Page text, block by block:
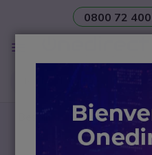
0800 72
Besoin d’unesalle de
avant-